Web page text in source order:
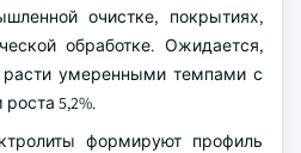
очистке, покрытиях,
обработке. Ожидается,
расти умеренными темпами с
5,2%.
формируют профиль